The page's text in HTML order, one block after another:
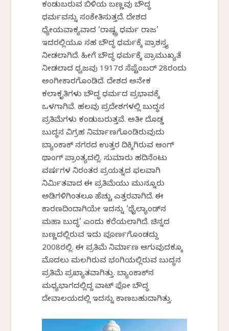
ಕಂಡುಬರುವ ಬಿಳಿಯ ಬಣ್ಣವು ಬೌದ್ಧ
ಧರ್ಮವನ್ನು ಸಂಕೇತಿಸುತ್ತದೆ. ದೇಶದ
ಧ್ಯೇಯವಾಕ್ಯವಾದ ‘ರಾಷ್ಟ್ರ ಧರ್ಮ ರಾಜ’
ಇದರಲ್ಲಿಯೂ ಸಹ ಬೌದ್ಧ ಧರ್ಮಕ್ಕೆ ಪ್ರಾಶಸ್ತ್ಯ
ನೀಡಲಾಗಿದೆ. ಹೀಗೆ ಬೌದ್ಧ ಧರ್ಮಕ್ಕೆ ಪ್ರಾಮುಖ್ಯತೆ
ನೀಡಲಾದ ಧ್ವಜವು 1917ರ ಸೆಪ್ಟೆಂಬರ್ 28ರಂದು
ಅಂಗೀಕಾರಗೊಂಡಿದೆ. ದೇಶದ ಅನೇಕ
ಕಲಾಕೃತಿಗಳು ಬೌದ್ಧ ಧರ್ಮದ ಪ್ರಭಾವಕ್ಕೆ
ಒಳಗಾಗಿವೆ. ಹಲವು ಪ್ರದೇಶಗಳಲ್ಲಿ ಬುದ್ಧನ
ಪ್ರತಿಮೆಗಳು ಕಂಡುಬರುತ್ತವೆ. ಅತೀ ದೊಡ್ಡ
ಬುದ್ಧನ ವಿಗ್ರಹ ನಿರ್ಮಾಣಗೊಂಡಿರುವುದು
ಬ್ಯಾಂಕಾಕ್ ನಗರದ ಉತ್ತರ ದಿಕ್ಕಿಗಿರುವ ಆಂಗ್
ಥಾಂಗ್ ಪ್ರಾಂತ್ಯದಲ್ಲಿ. ಸುಮಾರು ಹದಿನೆಂಟು
ವರ್ಷಗಳ ನಿರಂತರ ಪ್ರಯತ್ನದ ಫಲವಾಗಿ
ನಿರ್ಮಿತವಾದ ಈ ಪ್ರತಿಮೆಯು ಮುನ್ನೂರು
ಅಡಿಗಳಿಗಿಂತಲೂ ಹೆಚ್ಚು ಎತ್ತರವಾಗಿದೆ. ಈ
ಕಾರಣದಿಂದಾಗಿಯೇ ಇದನ್ನು ‘ಥೈಲ್ಯಾಂಡ್‌ನ
ಮಹಾ ಬುದ್ಧ’ ಎಂದು ಕರೆಯಲಾಗಿದೆ. ಚಿನ್ನದ
ಬಣ್ಣದಲ್ಲಿರುವ ಇದು ಪೂರ್ಣಗೊಂಡದ್ದು
2008ರಲ್ಲಿ. ಈ ಪ್ರತಿಮೆ ನಿರ್ಮಾಣ ಆಗುವುದಕ್ಕೂ
ಮೊದಲು ಮಲಗಿರುವ ಭಂಗಿಯಲ್ಲಿರುವ ಬುದ್ಧನ
ಪ್ರತಿಮೆ ಪ್ರಖ್ಯಾತವಾಗಿತ್ತು. ಬ್ಯಾಂಕಾಕ್‌ನ
ಮಧ್ಯಭಾಗದಲ್ಲಿದ್ದ ವಾಟ್ ಫೋ ಬೌದ್ಧ
ದೇವಾಲಯದಲ್ಲಿ ಇದನ್ನು ಕಾಣಬಹುದಾಗಿತ್ತು.